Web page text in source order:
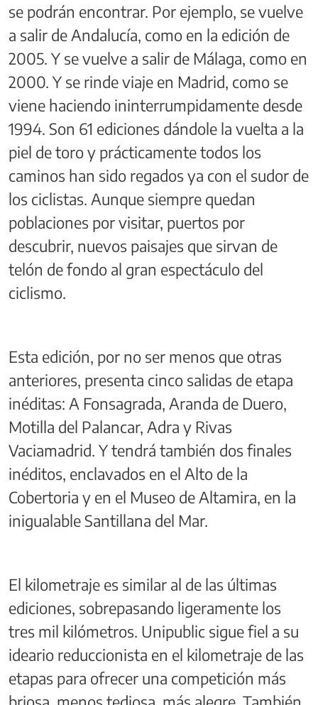
se podrán encontrar. Por ejemplo, se vuelve
a salir de Andalucía, como en la edición de
2005. Y se vuelve a salir de Málaga, como en
2000. Y se rinde viaje en Madrid, como se
viene haciendo ininterrumpidamente desde
1994. Son 61 ediciones dándole la vuelta a la
piel de toro y prácticamente todos los
caminos han sido regados ya con el sudor de
los ciclistas. Aunque siempre quedan
poblaciones por visitar, puertos por
descubrir, nuevos paisajes que sirvan de
telón de fondo al gran espectáculo del
ciclismo.
Esta edición, por no ser menos que otras
anteriores, presenta cinco salidas de etapa
inéditas: A Fonsagrada, Aranda de Duero,
Motilla del Palancar, Adra y Rivas
Vaciamadrid. Y tendrá también dos finales
inéditos, enclavados en el Alto de la
Cobertoria y en el Museo de Altamira, en la
inigualable Santillana del Mar.
El kilometraje es similar al de las últimas
ediciones, sobrepasando ligeramente los
tres mil kilómetros. Unipublic sigue fiel a su
ideario reduccionista en el kilometraje de las
etapas para ofrecer una competición más